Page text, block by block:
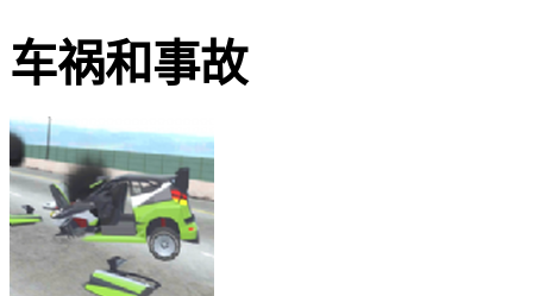
车祸和事故